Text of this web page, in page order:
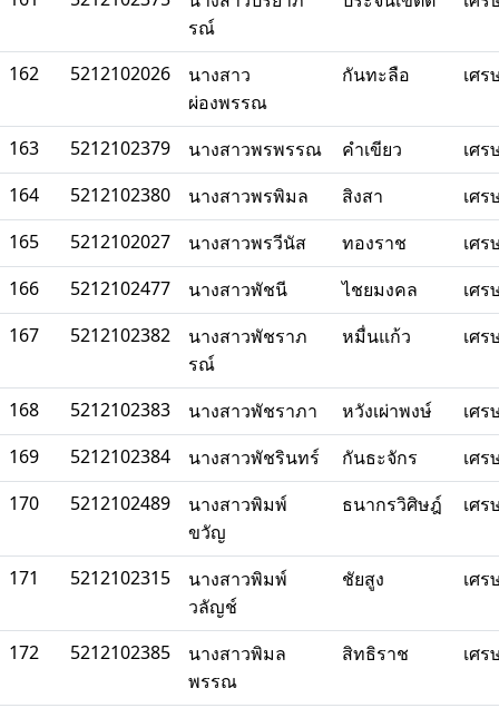
รณ์
162 5212102026
นางสาว
ผ่องพรรณ
กันทะลือ เศ
163 5212102379 นางสาวพรพรรณ คำเขียว
เศ
164
5212102380 นางสาวพรพิมล สิงสา
เศ
165
5212102027 นางสาวพรวีนัส ทองราช
เศ
166
5212102477 นางสาวพัชนี ไชยมงคล
เศ
167
5212102382
นางสาวพัชราภ
รณ์
หมื่นแก้ว เศ
168 5212102383 นางสาวพัชราภา หวังเผ่าพงษ์
เศ
169
5212102384 นางสาวพัชรินทร์ กันธะจักร
เศ
170
5212102489
นางสาวพิมพ์
ขวัญ
ธนากรวิศิษฎ์ เศ
171 5212102315
นางสาวพิมพ์
วลัญช์
ชัยสูง เศ
172 5212102385
นางสาวพิมล
พรรณ
สิทธิราช เศ